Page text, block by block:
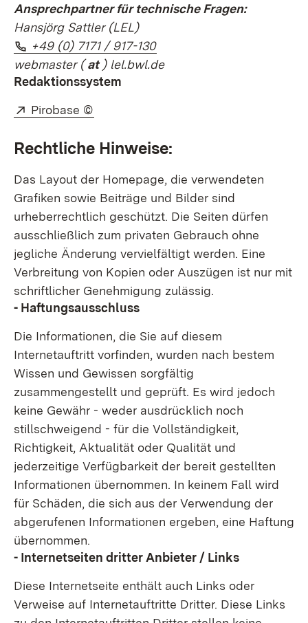
Ansprechpartner für technische Fragen:
Hansjörg Sattler (LEL)
Telefon:
+49 (0) 7171 / 917-130(Öffnet in neuem Fenster)
webmaster(at) lel.bwl.de
Redaktionssystem
Extern:
Pirobase ©
Rechtliche Hinweise:
Das Layout der Homepage, die verwendeten
Grafiken sowie Beiträge und Bilder sind
urheberrechtlich geschützt. Die Seiten dürfen
ausschließlich zum privaten Gebrauch ohne
jegliche Änderung vervielfältigt werden. Eine
Verbreitung von Kopien oder Auszügen ist nur mit
schriftlicher Genehmigung zulässig.
- Haftungsausschluss
Die Informationen, die Sie auf diesem
Internetauftritt vorfinden, wurden nach bestem
Wissen und Gewissen sorgfältig
zusammengestellt und geprüft. Es wird jedoch
keine Gewähr - weder ausdrücklich noch
stillschweigend - für die Vollständigkeit,
Richtigkeit, Aktualität oder Qualität und
jederzeitige Verfügbarkeit der bereit gestellten
Informationen übernommen. In keinem Fall wird
für Schäden, die sich aus der Verwendung der
abgerufenen Informationen ergeben, eine Haftung
übernommen.
- Internetseiten dritter Anbieter / Links
Diese Internetseite enthält auch Links oder
Verweise auf Internetauftritte Dritter. Diese Links